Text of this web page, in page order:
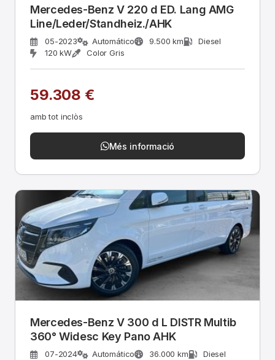
Mercedes-Benz V 220 d ED. Lang AMG
Line/Leder/Standheiz./AHK
05-2023 Automático 9.500 km
Diesel
120 kW
Color Gris
59.308 €
amb tot inclòs
Més informació
Mercedes-Benz V 300 d L DISTR Multib
360° Widesc Key Pano AHK
07-2024 Automático 36.000 km
Diesel